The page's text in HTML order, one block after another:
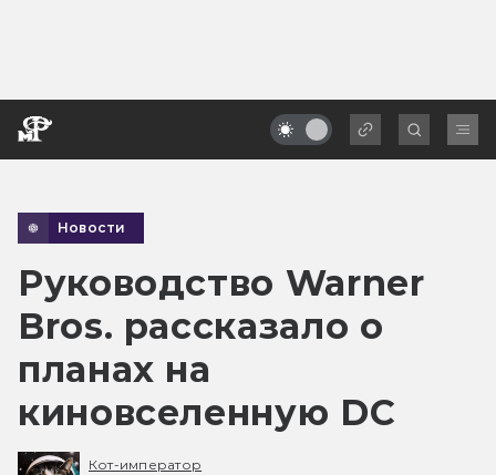
Новости
Руководство Warner
Bros. рассказало о
планах на
киновселенную DC
Кот-император